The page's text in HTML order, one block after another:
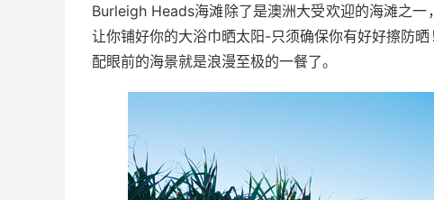
Burleigh Heads海滩除了是澳洲大受欢迎的海滩之
让你铺好你的大浴巾晒太阳-只须确保你有好好擦防
配眼前的海景就是浪漫至极的一餐了。